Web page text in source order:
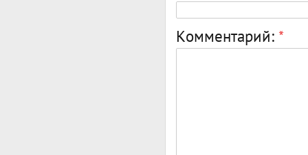
Комментарий: *